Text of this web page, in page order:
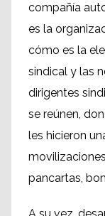
compañía
es la
cómo es la
sindical y las
dirigentes
se reúnen,
les hicieron
pancartas,